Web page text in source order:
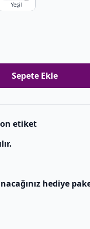
Yeşil
Sepete Ekle
etiket
hediye